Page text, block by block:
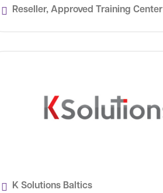
Reseller, Approved Training Center
K Solutions Baltics